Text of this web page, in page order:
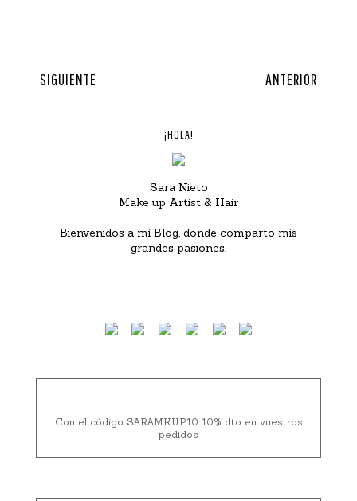
SIGUIENTE ANTERIOR
¡HOLA!
Sara Nieto
Make up Artist & Hair
Bienvenidos a mi Blog, donde comparto mis
grandes pasiones.
Con el código SARAMKUP10 10% dto en vuestros
pedidos